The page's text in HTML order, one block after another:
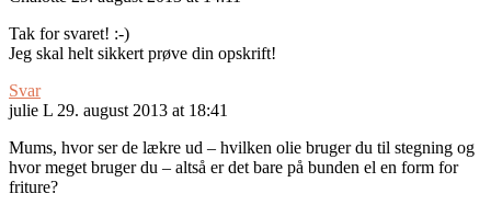
Tak for svaret! :-)
Jeg skal helt sikkert prøve din opskrift!
Svar
julie L 29. august 2013 at 18:41
Mums, hvor ser de lækre ud – hvilken olie bruger du til stegning og
hvor meget bruger du – altså er det bare på bunden el en form for
friture?